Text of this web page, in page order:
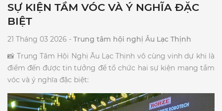
SỰ KIỆN TẦM VÓC VÀ Ý NGHĨA ĐẶC
BIỆT
21 Tháng 03 2026 - Trung tâm hội nghị Âu Lạc Thịnh
​📸 Trung Tâm Hội Nghị Âu Lạc Thịnh vô cùng vinh dự khi là
điểm đến được tin tưởng để tổ chức hai sự kiện mang tầm
vóc và ý nghĩa đặc biệt:​